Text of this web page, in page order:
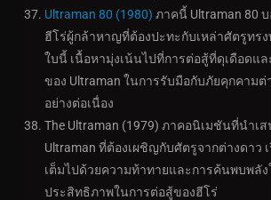
Ultraman 80 (1980) ภาคนี้ Ultraman 80 บ
ฮีโร่ผู้กล้าหาญที่ต้องปะทะกับเหล่าศัตรูทรง
ใบนี้ เนื้อหามุ่งเน้นไปที่การต่อสู้ที่ดุเดือดแ
ของ Ultraman ในการรับมือกับภัยคุกคามต่
อย่างต่อเนื่อง
The Ultraman (1979) ภาคอนิเมชันที่นำเ
Ultraman ที่ต้องเผชิญกับศัตรูจากต่างดาว
เต็มไปด้วยความท้าทายและการค้นพบพลัง
ประสิทธิภาพในการต่อสู้ของฮีโร่